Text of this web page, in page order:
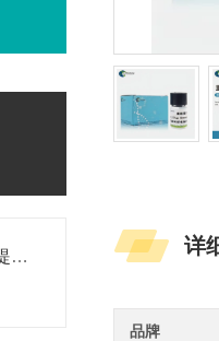
实战分享|小鼠淋巴细胞的提取和分选之经验小结
详
品牌